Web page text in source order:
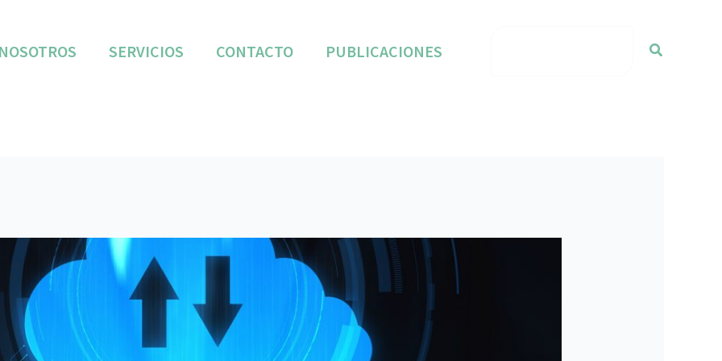
NOSOTROS SERVICIOS CONTACTO PUBLICACIONES Buscar